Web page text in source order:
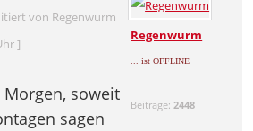
Regenwurm
... ist OFFLINE
Beiträge: 2448
von Regenwurm
]
soweit
sagen